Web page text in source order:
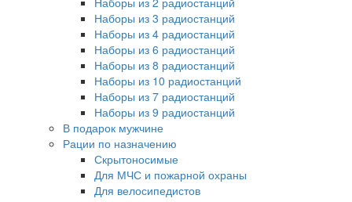
Наборы из 3 радиостанций
Наборы из 4 радиостанций
Наборы из 6 радиостанций
Наборы из 8 радиостанций
Наборы из 10 радиостанций
Наборы из 7 радиостанций
Наборы из 9 радиостанций
В подарок мужчине
Рации по назначению
Скрытоносимые
Для МЧС и пожарной охраны
Для велосипедистов